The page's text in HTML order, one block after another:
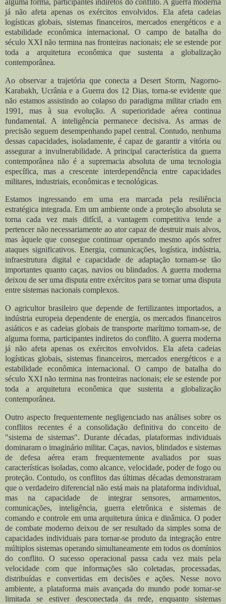
já não afeta apenas os exércitos envolvidos. Ela afeta cadeias
logísticas globais, sistemas financeiros, mercados energéticos e a
estabilidade econômica internacional. O campo de batalha do
século XXI não termina nas fronteiras nacionais; ele se estende por
toda a arquitetura econômica que sustenta a globalização
contemporânea.
Ao observar a trajetória que conecta a Desert Storm, Nagorno-
Karabakh, Ucrânia e a Guerra dos 12 Dias, torna-se evidente que
não estamos assistindo ao colapso do paradigma militar criado em
1991, mas à sua evolução. A superioridade aérea continua
fundamental. A inteligência permanece decisiva. As armas de
precisão seguem desempenhando papel central. Contudo, nenhuma
dessas capacidades, isoladamente, é capaz de garantir a vitória ou
assegurar a invulnerabilidade. A principal característica da guerra
contemporânea não é a supremacia absoluta de uma tecnologia
específica, mas a crescente interdependência entre capacidades
militares, industriais, econômicas e tecnológicas.
Estamos ingressando em uma era marcada pela resiliência
estratégica integrada. Em um ambiente onde a proteção absoluta se
torna cada vez mais difícil, a vantagem competitiva tende a
pertencer não necessariamente ao ator capaz de destruir mais alvos,
mas àquele que consegue continuar operando mesmo após sofrer
ataques significativos. Energia, comunicações, logística, indústria,
infraestrutura digital e capacidade de adaptação tornam-se tão
importantes quanto caças, navios ou blindados. A guerra moderna
deixou de ser uma disputa entre exércitos para se tornar uma disputa
entre sistemas nacionais complexos.
O agricultor brasileiro que depende de fertilizantes importados, a
indústria europeia dependente de energia, os mercados financeiros
asiáticos e as cadeias globais de transporte marítimo tornam-se, de
alguma forma, participantes indiretos do conflito. A guerra moderna
já não afeta apenas os exércitos envolvidos. Ela afeta cadeias
logísticas globais, sistemas financeiros, mercados energéticos e a
estabilidade econômica internacional. O campo de batalha do
século XXI não termina nas fronteiras nacionais; ele se estende por
toda a arquitetura econômica que sustenta a globalização
contemporânea.
Outro aspecto frequentemente negligenciado nas análises sobre os
conflitos recentes é a consolidação definitiva do conceito de
"sistema de sistemas". Durante décadas, plataformas individuais
dominaram o imaginário militar. Caças, navios, blindados e sistemas
de defesa aérea eram frequentemente avaliados por suas
características isoladas, como alcance, velocidade, poder de fogo ou
proteção. Contudo, os conflitos das últimas décadas demonstraram
que o verdadeiro diferencial não está mais na plataforma individual,
mas na capacidade de integrar sensores, armamentos,
comunicações, inteligência, guerra eletrônica e sistemas de
comando e controle em uma arquitetura única e dinâmica. O poder
de combate moderno deixou de ser resultado da simples soma de
capacidades individuais para tornar-se produto da integração entre
múltiplos sistemas operando simultaneamente em todos os domínios
do conflito. O sucesso operacional passa cada vez mais pela
velocidade com que informações são coletadas, processadas,
distribuídas e convertidas em decisões e ações. Nesse novo
ambiente, a plataforma mais avançada do mundo pode tornar-se
limitada se estiver desconectada da rede, enquanto sistemas